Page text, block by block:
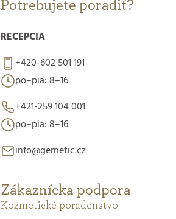
Potrebujete poradiť?
RECEPCIA
+420-602 501 191
po–pia: 8–16
+421-259 104 001
po–pia: 8–16
info@gernetic.cz
Zákaznícka podpora
Kozmetické poradenstvo